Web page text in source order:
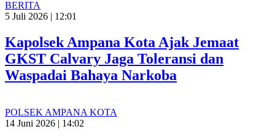
BERITA
5 Juli 2026 | 12:01
Kapolsek Ampana Kota Ajak Jemaat
GKST Calvary Jaga Toleransi dan
Waspadai Bahaya Narkoba
POLSEK AMPANA KOTA
14 Juni 2026 | 14:02